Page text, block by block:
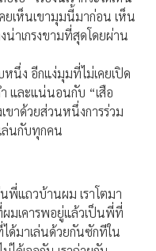
ยเห็นเขามุมนี้มาก่อน เห็น
น่าเกรงขามที่สุดโดยผ่าน
หนึ่ง อีกแง่มุมที่ไม่เคยเปิด
และแน่นอนกับ “เสือ
เขาด้วยส่วนหนึ่งการร่วม
ล่นกับทุกคน
พี่แถวบ้านผม เราโตมา
มเคารพอยู่แล้วเป็นพี่ที่
ด้มาเล่นด้วยกันซักทีใน